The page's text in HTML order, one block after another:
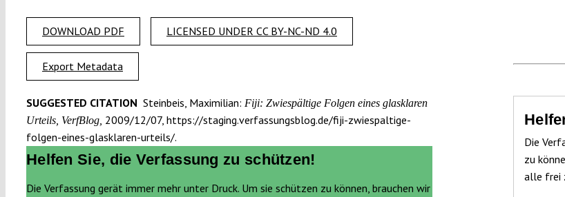
DOWNLOAD PDF LICENSED UNDER CC BY-NC-ND 4.0
Export Metadata
SUGGESTED CITATION Steinbeis, Maximilian: Fiji: Zwiespältige Folgen eines glasklaren
Urteils, VerfBlog, 2009/12/07, https://staging.verfassungsblog.de/fiji-zwiespaltige-
folgen-eines-glasklaren-urteils/.
Helfen Sie, die Verfassung zu schützen!
Die Verfassung gerät immer mehr unter Druck. Um sie schützen zu können, brauchen wir
Die
zu
alle frei